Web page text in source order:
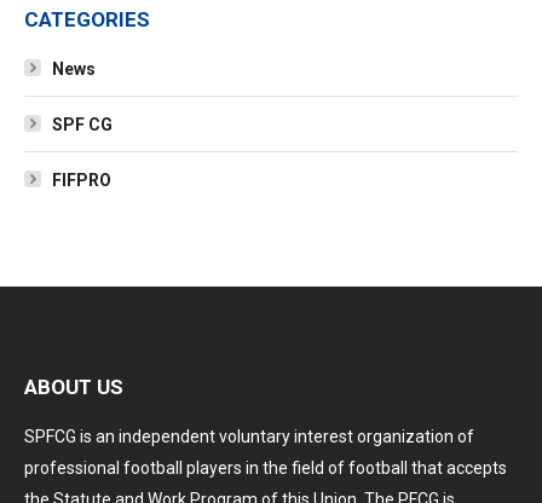
CATEGORIES
News
SPF CG
FIFPRO
ABOUT US
SPFCG is an independent voluntary interest organization of
professional football players in the field of football that accepts
the Statute and Work Program of this Union. The PFCG is